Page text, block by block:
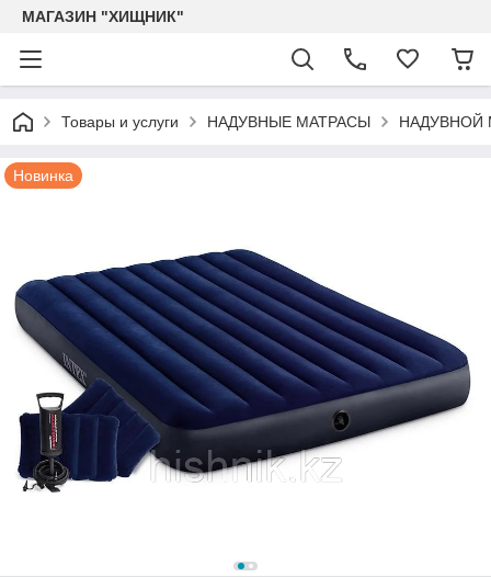
МАГАЗИН "ХИЩНИК"
Товары и услуги НАДУВНЫЕ МАТРАСЫ НАДУВНОЙ
Новинка